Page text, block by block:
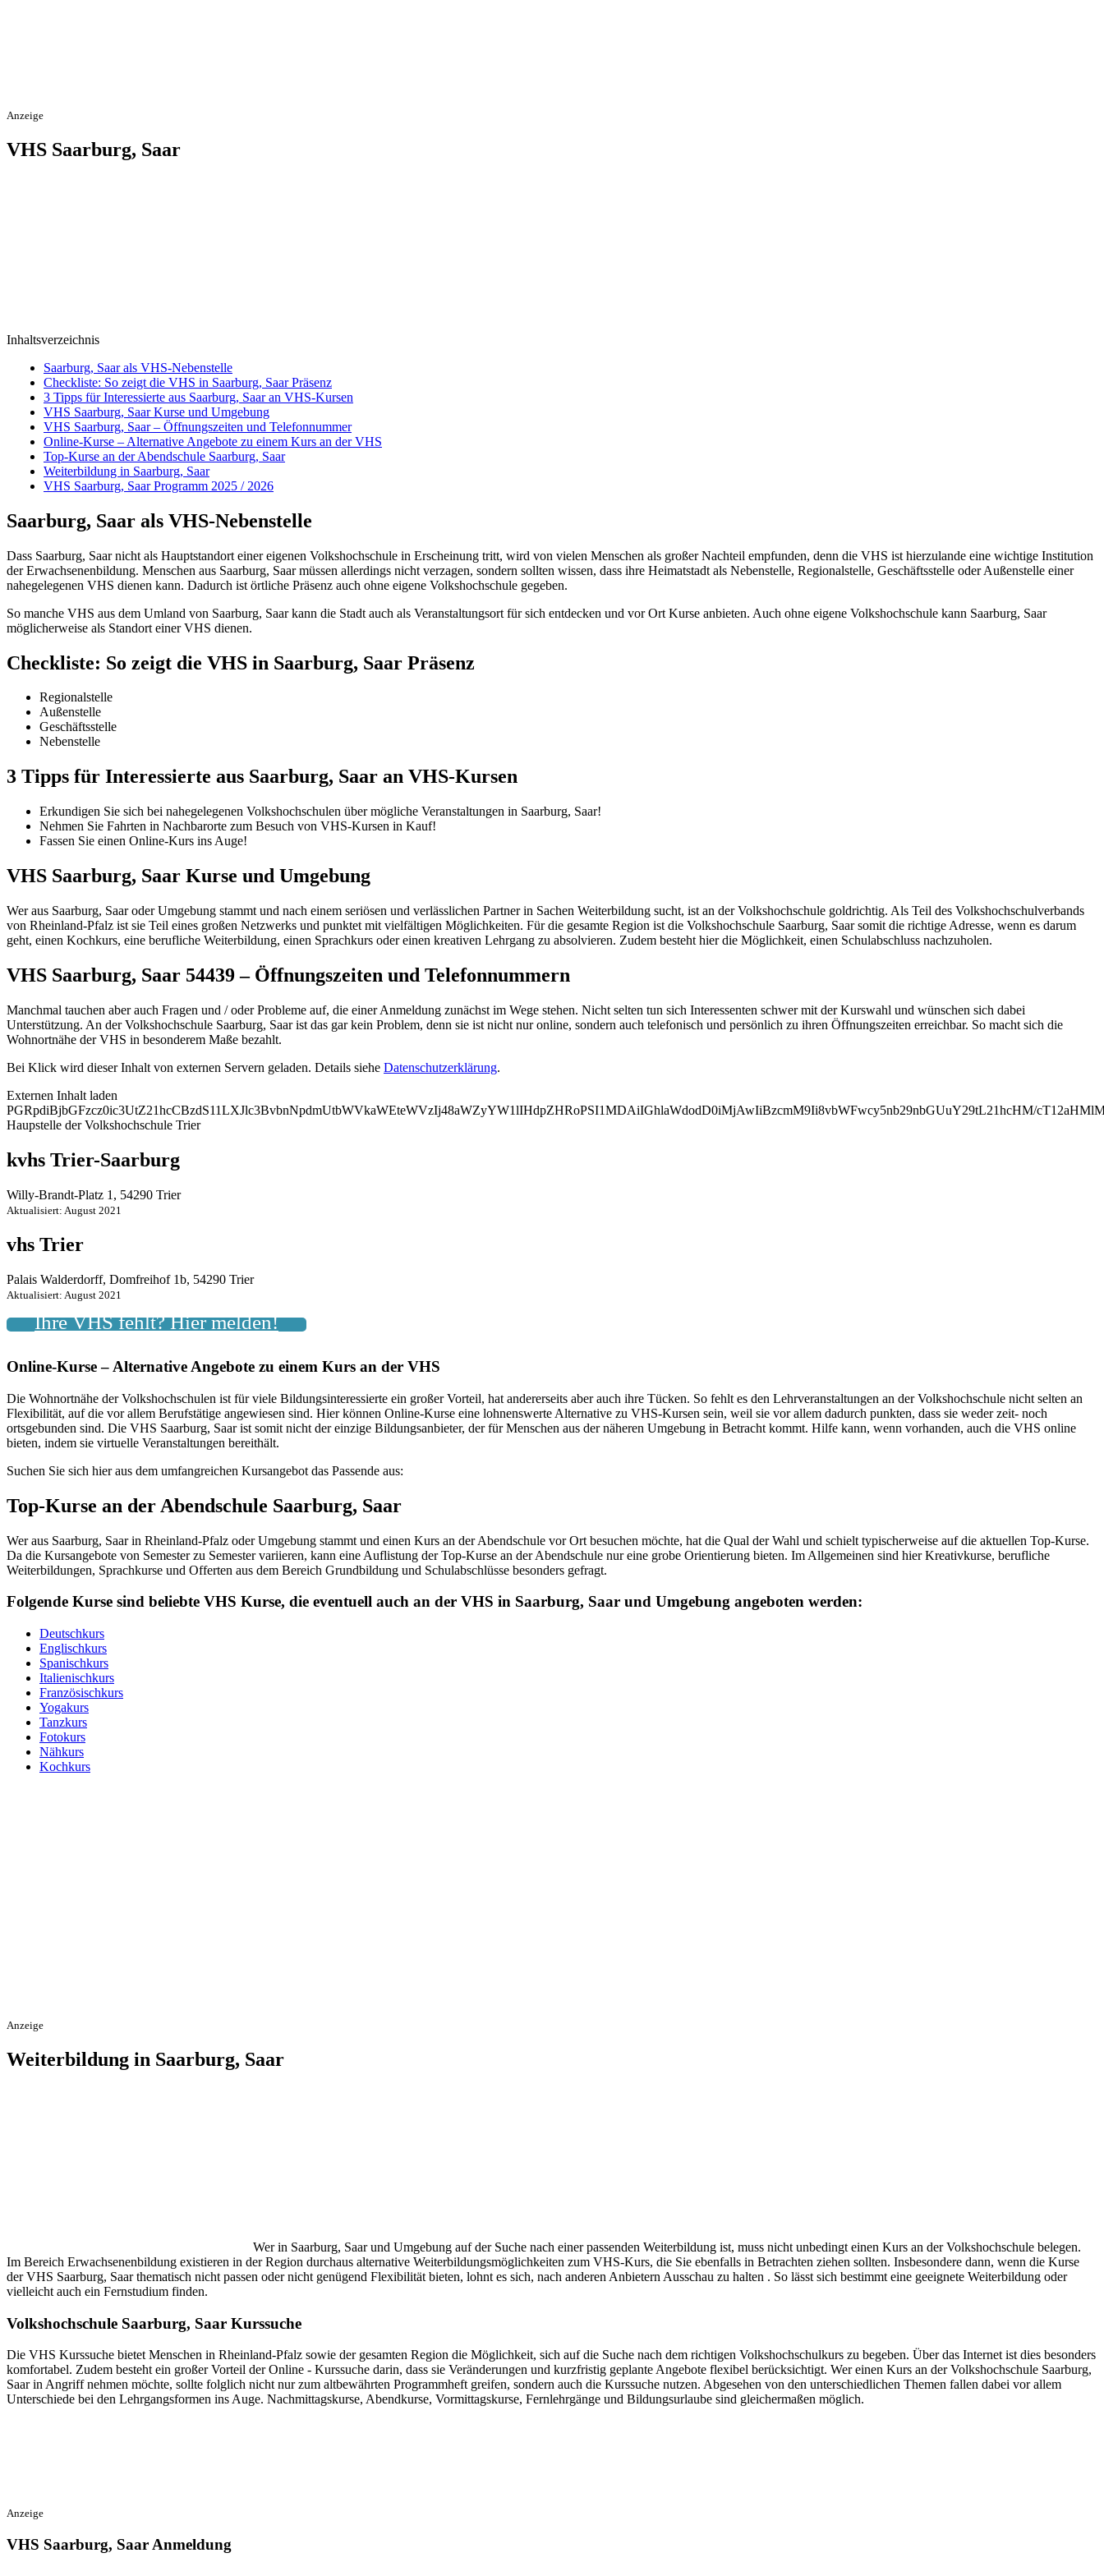
Anzeige
VHS Saarburg, Saar
Inhaltsverzeichnis
Saarburg, Saar als VHS-Nebenstelle
Checkliste: So zeigt die VHS in Saarburg, Saar Präsenz
3 Tipps für Interessierte aus Saarburg, Saar an VHS-Kursen
VHS Saarburg, Saar Kurse und Umgebung
VHS Saarburg, Saar – Öffnungszeiten und Telefonnummer
Online-Kurse – Alternative Angebote zu einem Kurs an der VHS
Top-Kurse an der Abendschule Saarburg, Saar
Weiterbildung in Saarburg, Saar
VHS Saarburg, Saar Programm 2025 / 2026
Saarburg, Saar als VHS-Nebenstelle
Dass Saarburg, Saar nicht als Hauptstandort einer eigenen Volkshochschule in Erscheinung tritt, wird von vielen Menschen als großer Nachteil empfunden, denn die VHS ist hierzulande eine wichtige Institution
der Erwachsenenbildung. Menschen aus Saarburg, Saar müssen allerdings nicht verzagen, sondern sollten wissen, dass ihre Heimatstadt als Nebenstelle, Regionalstelle, Geschäftsstelle oder Außenstelle einer
nahegelegenen VHS dienen kann. Dadurch ist örtliche Präsenz auch ohne eigene Volkshochschule gegeben.
So manche VHS aus dem Umland von Saarburg, Saar kann die Stadt auch als Veranstaltungsort für sich entdecken und vor Ort Kurse anbieten. Auch ohne eigene Volkshochschule kann Saarburg, Saar
möglicherweise als Standort einer VHS dienen.
Checkliste: So zeigt die VHS in Saarburg, Saar Präsenz
Regionalstelle
Außenstelle
Geschäftsstelle
Nebenstelle
3 Tipps für Interessierte aus Saarburg, Saar an VHS-Kursen
Erkundigen Sie sich bei nahegelegenen Volkshochschulen über mögliche Veranstaltungen in Saarburg, Saar!
Nehmen Sie Fahrten in Nachbarorte zum Besuch von VHS-Kursen in Kauf!
Fassen Sie einen Online-Kurs ins Auge!
VHS Saarburg, Saar Kurse und Umgebung
Wer aus Saarburg, Saar oder Umgebung stammt und nach einem seriösen und verlässlichen Partner in Sachen Weiterbildung sucht, ist an der Volkshochschule goldrichtig. Als Teil des Volkshochschulverbands
von Rheinland-Pfalz ist sie Teil eines großen Netzwerks und punktet mit vielfältigen Möglichkeiten. Für die gesamte Region ist die Volkshochschule Saarburg, Saar somit die richtige Adresse, wenn es darum
geht, einen Kochkurs, eine berufliche Weiterbildung, einen Sprachkurs oder einen kreativen Lehrgang zu absolvieren. Zudem besteht hier die Möglichkeit, einen Schulabschluss nachzuholen.
VHS Saarburg, Saar 54439 – Öffnungszeiten und Telefonnummern
Manchmal tauchen aber auch Fragen und / oder Probleme auf, die einer Anmeldung zunächst im Wege stehen. Nicht selten tun sich Interessenten schwer mit der Kurswahl und wünschen sich dabei
Unterstützung. An der Volkshochschule Saarburg, Saar ist das gar kein Problem, denn sie ist nicht nur online, sondern auch telefonisch und persönlich zu ihren Öffnungszeiten erreichbar. So macht sich die
Wohnortnähe der VHS in besonderem Maße bezahlt.
Bei Klick wird dieser Inhalt von externen Servern geladen. Details siehe Datenschutzerklärung.
Externen Inhalt laden
PGRpdiBjbGFzcz0ic3UtZ21hcCBzdS11LXJlc3BvbnNpdmUtbWVkaWEteWVzIj48aWZyYW1lIHdpZHRoPSI1MDAiIGhlaWdodD0iMjAwIiBzcmM9Ii8vbWFwcy5nb29nbGUuY29tL21hcHM/
Haupstelle der Volkshochschule Trier
kvhs Trier-Saarburg
Willy-Brandt-Platz 1, 54290 Trier
Aktualisiert: August 2021
vhs Trier
Palais Walderdorff, Domfreihof 1b, 54290 Trier
Aktualisiert: August 2021
Ihre VHS fehlt? Hier melden!
Online-Kurse – Alternative Angebote zu einem Kurs an der VHS
Die Wohnortnähe der Volkshochschulen ist für viele Bildungsinteressierte ein großer Vorteil, hat andererseits aber auch ihre Tücken. So fehlt es den Lehrveranstaltungen an der Volkshochschule nicht selten an
Flexibilität, auf die vor allem Berufstätige angewiesen sind. Hier können Online-Kurse eine lohnenswerte Alternative zu VHS-Kursen sein, weil sie vor allem dadurch punkten, dass sie weder zeit- noch
ortsgebunden sind. Die VHS Saarburg, Saar ist somit nicht der einzige Bildungsanbieter, der für Menschen aus der näheren Umgebung in Betracht kommt. Hilfe kann, wenn vorhanden, auch die VHS online
bieten, indem sie virtuelle Veranstaltungen bereithält.
Suchen Sie sich hier aus dem umfangreichen Kursangebot das Passende aus:
Top-Kurse an der Abendschule Saarburg, Saar
Wer aus Saarburg, Saar in Rheinland-Pfalz oder Umgebung stammt und einen Kurs an der Abendschule vor Ort besuchen möchte, hat die Qual der Wahl und schielt typischerweise auf die aktuellen Top-Kurse.
Da die Kursangebote von Semester zu Semester variieren, kann eine Auflistung der Top-Kurse an der Abendschule nur eine grobe Orientierung bieten. Im Allgemeinen sind hier Kreativkurse, berufliche
Weiterbildungen, Sprachkurse und Offerten aus dem Bereich Grundbildung und Schulabschlüsse besonders gefragt.
Folgende Kurse sind beliebte VHS Kurse, die eventuell auch an der VHS in Saarburg, Saar und Umgebung angeboten werden:
Deutschkurs
Englischkurs
Spanischkurs
Italienischkurs
Französischkurs
Yogakurs
Tanzkurs
Fotokurs
Nähkurs
Kochkurs
Anzeige
Weiterbildung in Saarburg, Saar
Wer in Saarburg, Saar und Umgebung auf der Suche nach einer passenden Weiterbildung ist, muss nicht unbedingt einen Kurs an der Volkshochschule belegen.
Im Bereich Erwachsenenbildung existieren in der Region durchaus alternative Weiterbildungsmöglichkeiten zum VHS-Kurs, die Sie ebenfalls in Betrachten ziehen sollten. Insbesondere dann, wenn die Kurse
der VHS Saarburg, Saar thematisch nicht passen oder nicht genügend Flexibilität bieten, lohnt es sich, nach anderen Anbietern Ausschau zu halten . So lässt sich bestimmt eine geeignete Weiterbildung oder
vielleicht auch ein Fernstudium finden.
Volkshochschule Saarburg, Saar Kurssuche
Die VHS Kurssuche bietet Menschen in Rheinland-Pfalz sowie der gesamten Region die Möglichkeit, sich auf die Suche nach dem richtigen Volkshochschulkurs zu begeben. Über das Internet ist dies besonders
komfortabel. Zudem besteht ein großer Vorteil der Online - Kurssuche darin, dass sie Veränderungen und kurzfristig geplante Angebote flexibel berücksichtigt. Wer einen Kurs an der Volkshochschule Saarburg,
Saar in Angriff nehmen möchte, sollte folglich nicht nur zum altbewährten Programmheft greifen, sondern auch die Kurssuche nutzen. Abgesehen von den unterschiedlichen Themen fallen dabei vor allem
Unterschiede bei den Lehrgangsformen ins Auge. Nachmittagskurse, Abendkurse, Vormittagskurse, Fernlehrgänge und Bildungsurlaube sind gleichermaßen möglich.
Anzeige
VHS Saarburg, Saar Anmeldung